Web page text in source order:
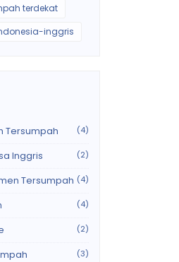
terdekat
inggris
Tersumpah (4)
Inggris (2)
Tersumpah (4)
(4)
(2)
(3)